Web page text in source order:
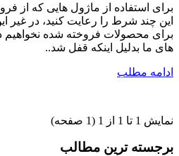
برای استفاده از ماژول هایی که از
این چند شرط را رعایت کنید، در غیر
برای محصولات فروخته شده
های ما بدلیل اینکه قفل شد..
ادامه مطلب
نمایش 1 تا 1 از 1 (1 صفحه)
برجسته ترین مطالب